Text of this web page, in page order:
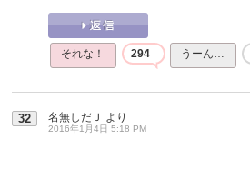
それな！ 294 うーん…
32 名無しだＪ より
2016年1月4日 5:18 PM